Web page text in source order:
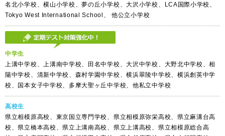
名北小学校、横山小学校、夢の丘小学校、大沢小学校、LCA国際小学校、
Tokyo West International School、 他公立小学校
中学生
上溝中学校、上溝南中学校、田名中学校、大沢中学校、大野北中学校、相
陽中学校、清新中学校、森村学園中学校、横浜翠陵中学校、横浜創英中学
校、国本女子中学校、多摩大聖ヶ丘中学校、他私立中学校
高校生
県立相模原高校、東京国立専門学校、県立相模原弥栄高校、県立麻溝台高
校、県立橋本高校、県立上溝南高校、県立上溝高校、県立相模原総合高